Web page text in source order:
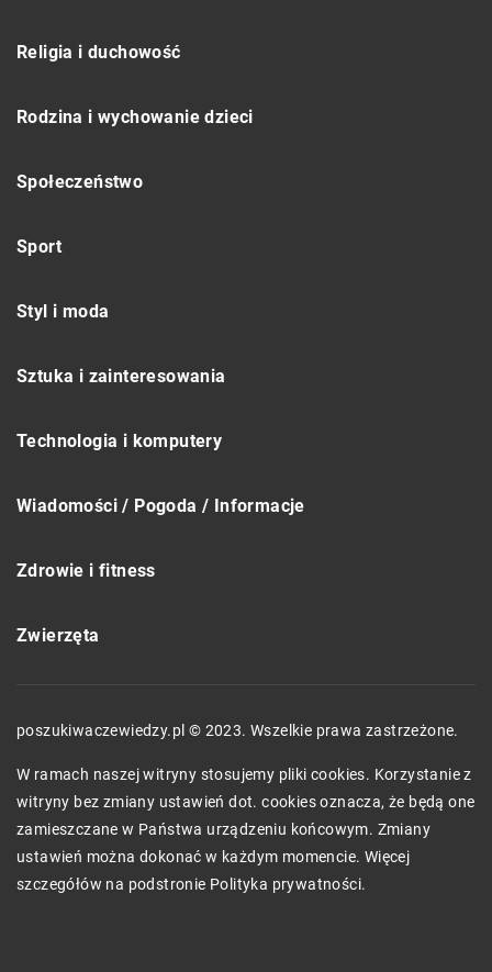
Religia i duchowość
Rodzina i wychowanie dzieci
Społeczeństwo
Sport
Styl i moda
Sztuka i zainteresowania
Technologia i komputery
Wiadomości / Pogoda / Informacje
Zdrowie i fitness
Zwierzęta
poszukiwaczewiedzy.pl © 2023. Wszelkie prawa zastrzeżone.
W ramach naszej witryny stosujemy pliki cookies. Korzystanie z
witryny bez zmiany ustawień dot. cookies oznacza, że będą one
zamieszczane w Państwa urządzeniu końcowym. Zmiany
ustawień można dokonać w każdym momencie. Więcej
szczegółów na podstronie Polityka prywatności.